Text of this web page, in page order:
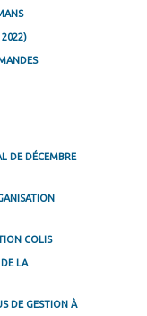
2022)
DE DÉCEMBRE
COLIS
DE LA
DE GESTION À